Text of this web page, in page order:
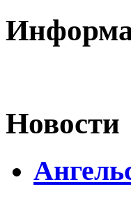
Новости